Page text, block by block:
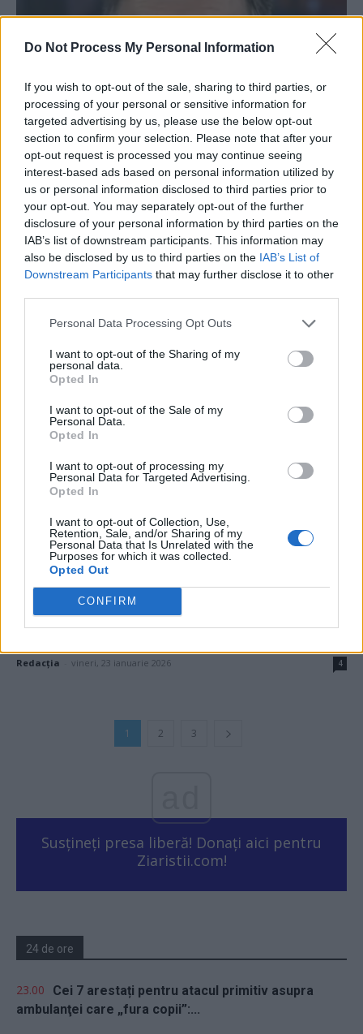
Do Not Process My Personal Information
If you wish to opt-out of the sale, sharing to third parties, or
processing of your personal or sensitive information for
targeted advertising by us, please use the below opt-out
section to confirm your selection. Please note that after your
opt-out request is processed you may continue seeing
interest-based ads based on personal information utilized by
us or personal information disclosed to third parties prior to
your opt-out. You may separately opt-out of the further
disclosure of your personal information by third parties on the
IAB’s list of downstream participants. This information may
also be disclosed by us to third parties on the IAB’s List of
Downstream Participants that may further disclose it to other
Personal Data Processing Opt Outs
I want to opt-out of the Sharing of my
personal data.
Opted In
I want to opt-out of the Sale of my
Personal Data.
Opted In
I want to opt-out of processing my
Personal Data for Targeted Advertising.
Opted In
I want to opt-out of Collection, Use,
Retention, Sale, and/or Sharing of my
Personal Data that Is Unrelated with the
Purposes for which it was collected.
Opted Out
CONFIRM
Atac abject al lui Crin Antonescu: „Secături
USR-iste”, „gunoaie umane” /...
Redacţia - vineri, 6 martie 2026
DEZVĂLUIRI. Victor Ponta și Daciana Sârbu
au făcut presiuni pentru ca...
Grigore Cartianu joi, 5 martie 2026
VIDEO. După ce a căzut pe gheață și și-a
Redacţia vineri, 23 ianuarie 2026 4
1 2 3
Susțineți presa liberă! Donați aici pentru
Ziaristii.com!
24 de ore
23.00
Cei 7 arestați pentru atacul primitiv asupra
ambulanţei care „fura copii”:...